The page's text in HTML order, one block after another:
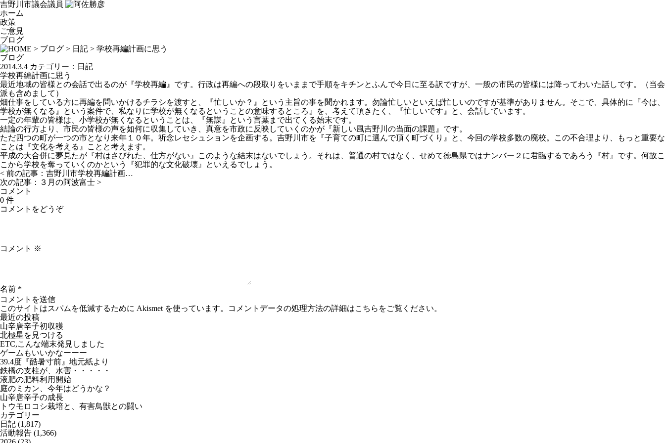
吉野川市議会議員
ホーム
政策
ご意見
ブログ
> ブログ > 日記 > 学校再編計画に思う
ブログ
2014.3.4 カテゴリー： 日記
学校再編計画に思う
最近地域の皆様との会話で出るのが『学校再編』です。行政は再編への段取りをいままで手順をキチンとふんで今日に至る訳ですが、一般の市民の皆様には降ってわいた話しです。（当会
派も含めまして）
畑仕事をしている方に再編を問いかけるチラシを渡すと、『忙しいか？』という主旨の事を聞かれます。勿論忙しいといえば忙しいのですが基準がありません。そこで、具体的に『今は、
学校が無くなる』という案件で、私なりに学校が無くなるということの意味するところ』を、考えて頂きたく、『忙しいです』と、会話しています。
一定の年輩の皆様は、小学校が無くなるということは、『無謀』という言葉まで出てくる始末です。
結論の行方より、市民の皆様の声を如何に収集していき、真意を市政に反映していくのかが『新しい風吉野川の当面の課題』です。
ただ四つの町が一つの市となり来年１０年。祈念レセシュションを企画する。吉野川市を『子育ての町に選んで頂く町づくり』と、今回の学校多数の廃校。この不合理より、もっと重要な
ことは『文化を考える』ことと考えます。
平成の大合併に夢見たが『村はさびれた、仕方がない』このような結末はないでしょう。それは、普通の村ではなく、せめて徳島県ではナンバー２に君臨するであろう『村』です。何故こ
こから学校を奪っていくのかという『犯罪的な文化破壊』といえるでしょう。
< 前の記事： 吉野川市学校再編計画…
次の記事：
３月の阿波富士 >
コメント
0 件
コメントをどうぞ
コメント ※
名前 *
このサイトはスパムを低減するために Akismet を使っています。 コメントデータの処理方法の詳細はこちらをご覧ください。
最近の投稿
山辛唐辛子初収穫
北極星を見つける
ETC,こんな端末発見しました
ゲームもいいかなーーー
39.4度『酷暑寸前』地元紙より
鉄橋の支柱が、水害・・・・・
液肥の肥料利用開始
庭のミカン、今年はどうかな？
山辛唐辛子の成長
トウモロコシ栽培と、有害鳥獣との闘い
カテゴリー
日記 (1,817)
活動報告 (1,366)